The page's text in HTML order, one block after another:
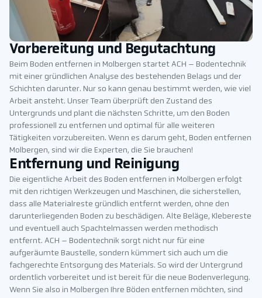
Vorbereitung und Begutachtung
Beim Boden entfernen in Molbergen startet ACH – Bodentechnik
mit einer gründlichen Analyse des bestehenden Belags und der
Schichten darunter. Nur so kann genau bestimmt werden, wie viel
Arbeit ansteht. Unser Team überprüft den Zustand des
Untergrunds und plant die nächsten Schritte, um den Boden
professionell zu entfernen und optimal für alle weiteren
Tätigkeiten vorzubereiten. Wenn es darum geht, Boden entfernen
Molbergen, sind wir die Experten, die Sie brauchen!
Entfernung und Reinigung
Die eigentliche Arbeit des Boden entfernen in Molbergen erfolgt
mit den richtigen Werkzeugen und Maschinen, die sicherstellen,
dass alle Materialreste gründlich entfernt werden, ohne den
darunterliegenden Boden zu beschädigen. Alte Beläge, Klebereste
und eventuell auch Spachtelmassen werden methodisch
entfernt. ACH – Bodentechnik sorgt nicht nur für eine
aufgeräumte Baustelle, sondern kümmert sich auch um die
fachgerechte Entsorgung des Materials. So wird der Untergrund
ordentlich vorbereitet und ist bereit für die neue Bodenverlegung.
Wenn Sie also in Molbergen Ihre Böden entfernen möchten, sind